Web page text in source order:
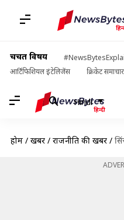
चर्चित विषय
आर्टिफिशियल इंटेलिजेंस
क्रिकेट समाचार
Hindi
होम / खबरें / राजनीति की खबरें /